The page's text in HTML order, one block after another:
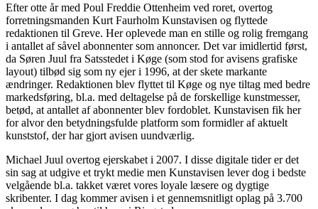
Efter otte år med Poul Freddie Ottenheim ved roret, overtog
forretningsmanden Kurt Faurholm Kunstavisen og flyttede
redaktionen til Greve. Her oplevede man en stille og rolig fremgang
i antallet af såvel abonnenter som annoncer. Det var imidlertid først,
da Søren Juul fra Satsstedet i Køge (som stod for avisens grafiske
layout) tilbød sig som ny ejer i 1996, at der skete markante
ændringer. Redaktionen blev flyttet til Køge og nye tiltag med bedre
markedsføring, bl.a. med deltagelse på de forskellige kunstmesser,
betød, at antallet af abonnenter blev fordoblet. Kunstavisen fik her
for alvor den betydningsfulde platform som formidler af aktuelt
kunststof, der har gjort avisen uundværlig.
Michael Juul overtog ejerskabet i 2007. I disse digitale tider er det
sin sag at udgive et trykt medie men Kunstavisen lever dog i bedste
velgående bl.a. takket været vores loyale læsere og dygtige
skribenter. I dag kommer avisen i et gennemsnitligt oplag på 3.700